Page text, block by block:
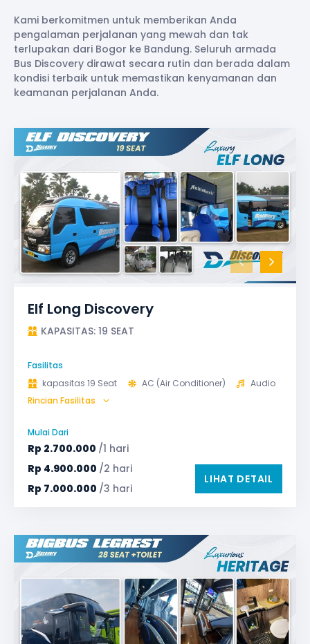
Kami berkomitmen untuk memberikan Anda
pengalaman perjalanan yang mewah dan tak
terlupakan dari Bogor ke Bandung. Seluruh armada
Bus Discovery dirawat secara rutin dan berada dalam
kondisi terbaik untuk memastikan kenyamanan dan
keamanan perjalanan Anda.
Elf Long Discovery
KAPASITAS: 19 SEAT
Fasilitas
kapasitas 19 Seat
AC (Air Conditioner)
Audio
GPS
Microphone untuk karaoke
TV LED & Android System
Rincian Fasilitas
Mulai Dari
Rp 2.700.000 /1 hari
Rp 4.900.000 /2 hari
Rp 7.000.000 /3 hari
LIHAT DETAIL